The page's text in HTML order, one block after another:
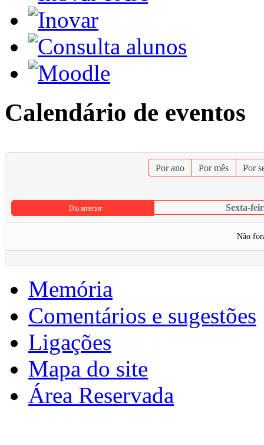
Calendário de eventos
Por ano Por mês Por
Dia anterior Sexta-
Não
Memória
Comentários e sugestões
Ligações
Mapa do site
Área Reservada